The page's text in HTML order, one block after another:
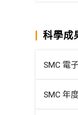
科學成
SMC 電
SMC 年